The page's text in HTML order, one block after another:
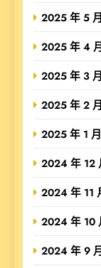
2025 年 5 月
2025 年 4
2025 年 3 月
2025 年 2 月
2025 年 1 月
2024 年 12
2024 年 11
2024 年 10
2024 年 9